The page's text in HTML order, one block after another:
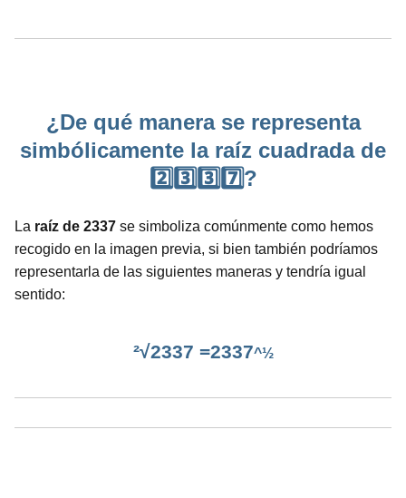
¿De qué manera se representa
simbólicamente la raíz cuadrada de
2️⃣3️⃣3️⃣7️⃣?
La raíz de 2337 se simboliza comúnmente como hemos
recogido en la imagen previa, si bien también podríamos
representarla de las siguientes maneras y tendría igual
sentido:
²√2337 =2337^½